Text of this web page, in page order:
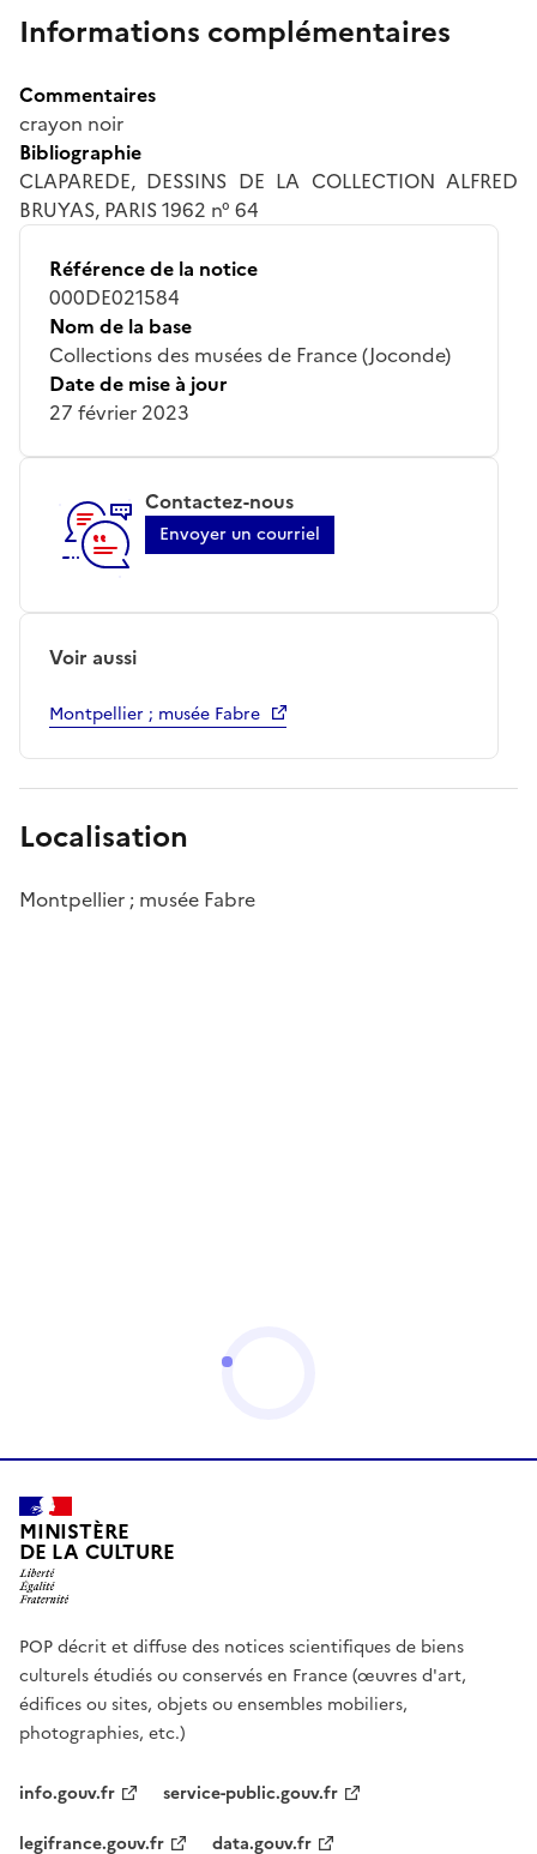
Informations complémentaires
Commentaires
crayon noir
Bibliographie
CLAPAREDE, DESSINS DE LA COLLECTION ALFRED
BRUYAS, PARIS 1962 n° 64
Référence de la notice
000DE021584
Nom de la base
Collections des musées de France (Joconde)
Date de mise à jour
27 février 2023
Contactez-nous
Envoyer un courriel
Voir aussi
Montpellier ; musée Fabre
Localisation
Montpellier ; musée Fabre
MINISTÈRE
DE LA CULTURE
POP décrit et diffuse des notices scientifiques de biens
culturels étudiés ou conservés en France (œuvres d'art,
édifices ou sites, objets ou ensembles mobiliers,
photographies, etc.)
info.gouv.fr
service-public.gouv.fr
legifrance.gouv.fr
data.gouv.fr